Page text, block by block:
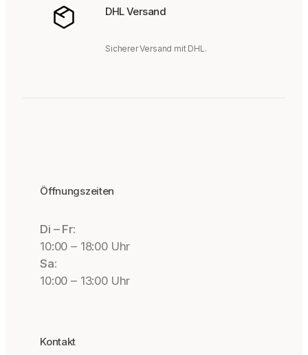
DHL Versand
Sicherer Versand mit DHL.
Öffnungszeiten
Di – Fr:
10:00 – 18:00 Uhr
Sa:
10:00 – 13:00 Uhr
Kontakt